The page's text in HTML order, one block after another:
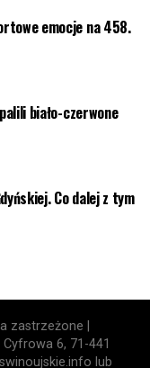
emocje na 458.
biało-czerwone
Co dalej z tym
zastrzeżone |
6, 71-441
lub